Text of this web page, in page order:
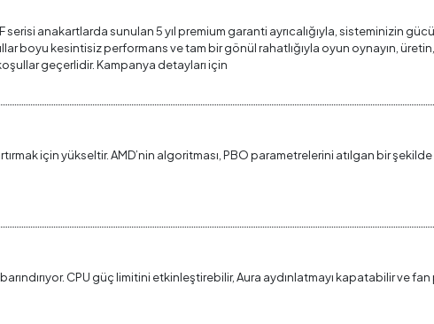
serisi anakartlarda sunulan 5 yıl premium garanti ayrıcalığıyla, sisteminizin
boyu kesintisiz performans ve tam bir gönül rahatlığıyla oyun oynayın, üretin,
geçerlidir. Kampanya detayları için
için yükseltir. AMD’nin algoritması, PBO parametrelerini atılgan bir
CPU güç limitini etkinleştirebilir, Aura aydınlatmayı kapatabilir ve